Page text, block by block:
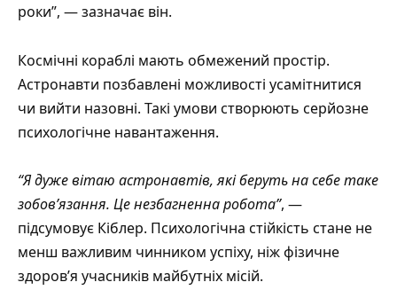
роки”, — зазначає він.
Космічні кораблі мають обмежений простір.
Астронавти позбавлені можливості усамітнитися
чи вийти назовні. Такі умови створюють серйозне
психологічне навантаження.
“Я дуже вітаю астронавтів, які беруть на себе таке
зобов’язання. Це незбагненна робота”, —
підсумовує Кіблер. Психологічна стійкість стане не
менш важливим чинником успіху, ніж фізичне
здоров’я учасників майбутніх місій.